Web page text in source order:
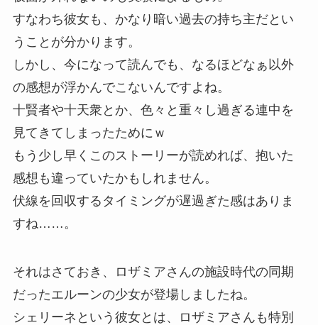
すなわち彼女も、かなり暗い過去の持ち主だとい
うことが分かります。
しかし、今になって読んでも、なるほどなぁ以外
の感想が浮かんでこないんですよね。
十賢者や十天衆とか、色々と重々し過ぎる連中を
見てきてしまったためにｗ
もう少し早くこのストーリーが読めれば、抱いた
感想も違っていたかもしれません。
伏線を回収するタイミングが遅過ぎた感はありま
すね……。
それはさておき、ロザミアさんの施設時代の同期
だったエルーンの少女が登場しましたね。
シェリーネという彼女とは、ロザミアさんも特別